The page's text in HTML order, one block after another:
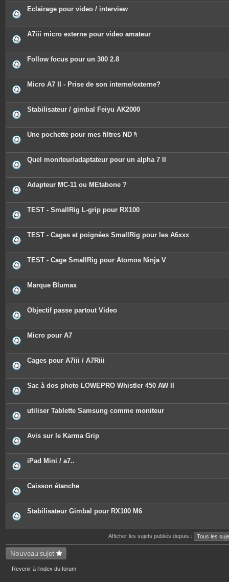
c
o
e
Eclairage pour video / interview
A7iii micro externe pour video amateur
Follow focus pour un 300 2.8
Micro A7 II - Prise de son interne/externe?
Stabilisateur / gimbal Feiyu AK2000
Une pochette pour mes filtres ND
è
c
j
t
e
s
Quel moniteur/adaptateur pour un alpha 7 II
Adapteur MC-11 ou MEtabone ?
TEST - SmallRig L-grip pour RX100
TEST - Cages et poignées SmallRig pour les A6xxx
TEST - Cage SmallRig pour Atomos Ninja V
Marque Blumax
Objectif passe partout Video
Micro pour A7
Cages pour A7iii / A7Riii
Sac à dos photo LOWEPRO Whistler 450 AW II
utiliser Tablette Samsung comme moniteur
Avis sur le Karma Grip
iPad Mini / a7..
Caisson étanche
Stabilisateur Gimbal pour RX100 M6
Afficher les sujets publiés depuis :
Nouveau sujet
Revenir à l’index du forum